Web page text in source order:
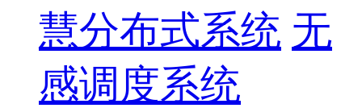
慧分布式系统 无
感调度系统